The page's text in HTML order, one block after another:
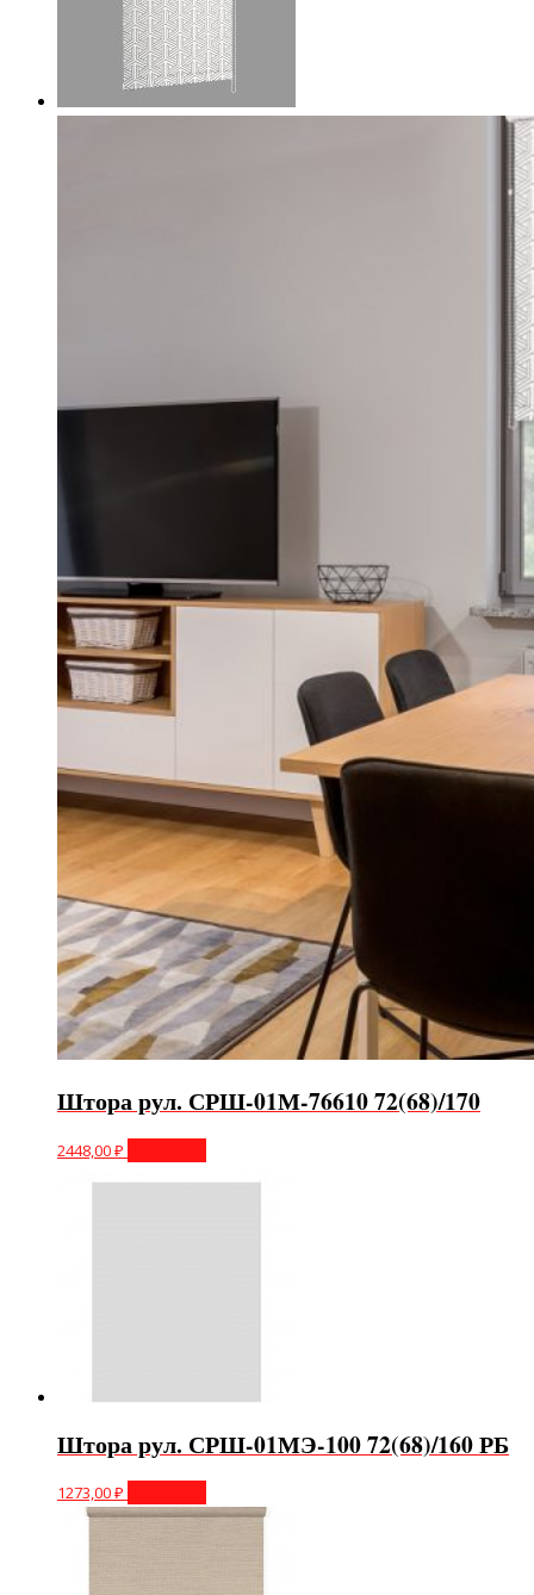
Штора рул. СРШ-01М-76610 72(68)/170
2448,00₽
Штора рул. СРШ-01МЭ-100 72(68)/160 РБ
1273,00₽